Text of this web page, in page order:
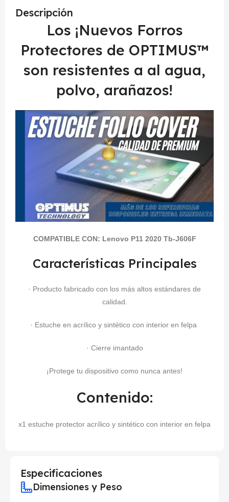
Descripción
Los ¡Nuevos Forros
Protectores de OPTIMUS™
son resistentes a al agua,
polvo, arañazos!
COMPATIBLE CON: Lenovo P11 2020 Tb-J606F
Características Principales
· Producto fabricado con los más altos estándares de
calidad.
· Estuche en acrílico y sintético con interior en felpa
· Cierre imantado
¡Protege tu dispositivo como nunca antes!
Contenido:
x1 estuche protector acrílico y sintético con interior en felpa
Especificaciones
Dimensiones y Peso